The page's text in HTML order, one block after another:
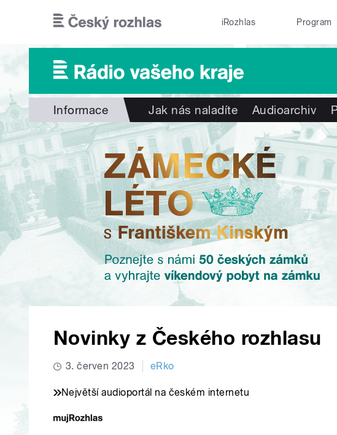
iRozhlas Program
Informace Jak nás naladíte Audioarchiv
Novinky z Českého rozhlasu
3. červen 2023 eRko
Největší audioportál na českém internetu